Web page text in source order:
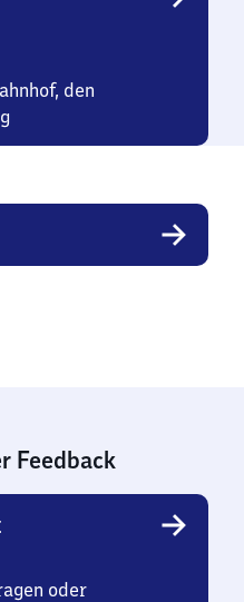
den
Feedback
oder